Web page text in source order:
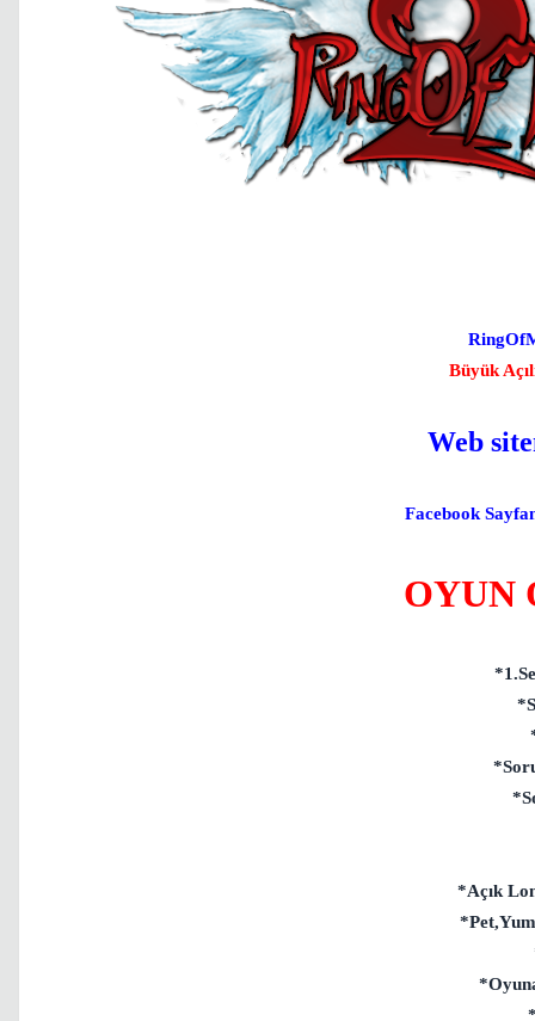
Büyük
Web
Facebook
OYUN
*Açık